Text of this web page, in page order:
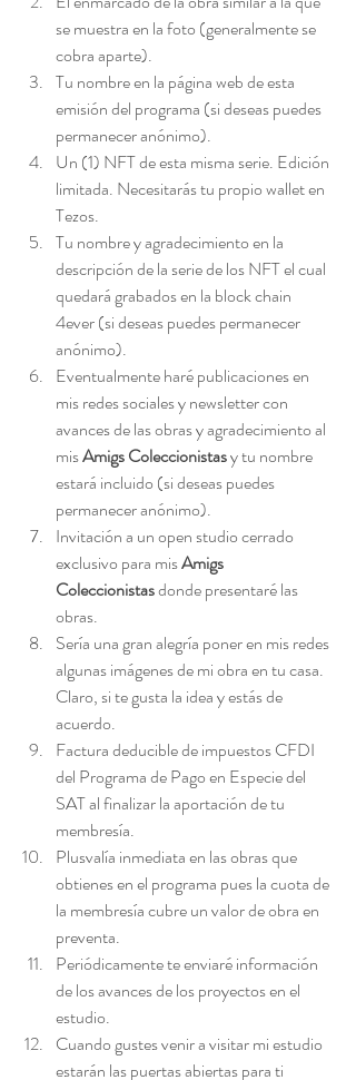
se muestra en la foto (generalmente se
cobra aparte).
Tu nombre en la página web de esta
emisión del programa (si deseas puedes
permanecer anónimo).
Un (1) NFT de esta misma serie. Edición
limitada. Necesitarás tu propio wallet en
Tezos.
Tu nombre y agradecimiento en la
descripción de la serie de los NFT el cual
quedará grabados en la block chain
4ever (si deseas puedes permanecer
anónimo).
Eventualmente haré publicaciones en
mis redes sociales y newsletter con
avances de las obras y agradecimiento al
mis Amigs Coleccionistas y tu nombre
estará incluido (si deseas puedes
permanecer anónimo).
Invitación a un open studio cerrado
exclusivo para mis Amigs
Coleccionistas donde presentaré las
obras.
Sería una gran alegría poner en mis redes
algunas imágenes de mi obra en tu casa.
Claro, si te gusta la idea y estás de
acuerdo.
Factura deducible de impuestos CFDI
del Programa de Pago en Especie del
SAT al finalizar la aportación de tu
membresía.
Plusvalía inmediata en las obras que
obtienes en el programa pues la cuota de
la membresía cubre un valor de obra en
preventa.
Periódicamente te enviaré información
de los avances de los proyectos en el
estudio.
Cuando gustes venir a visitar mi estudio
estarán las puertas abiertas para ti